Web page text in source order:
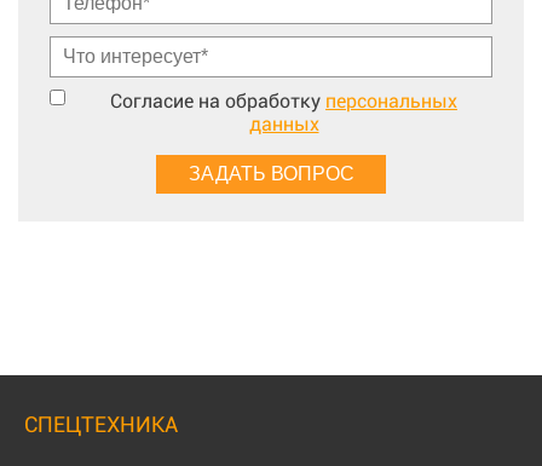
Согласие на обработку персональных
данных
СПЕЦТЕХНИКА